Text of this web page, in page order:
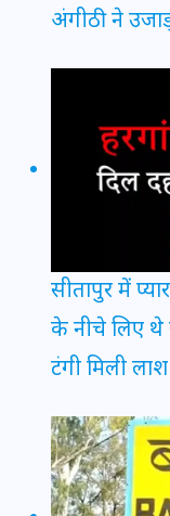
अंगीठी ने
सीतापुर में
के नीचे लिए थे
टंगी मिली लाश